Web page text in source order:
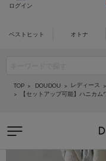
ログイン
ベストヒット オトナ
TOP DOUDOU レディース
【セットアップ可能】ハニカ